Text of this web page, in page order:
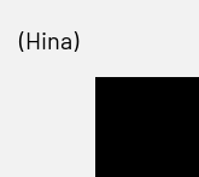
(Hina)